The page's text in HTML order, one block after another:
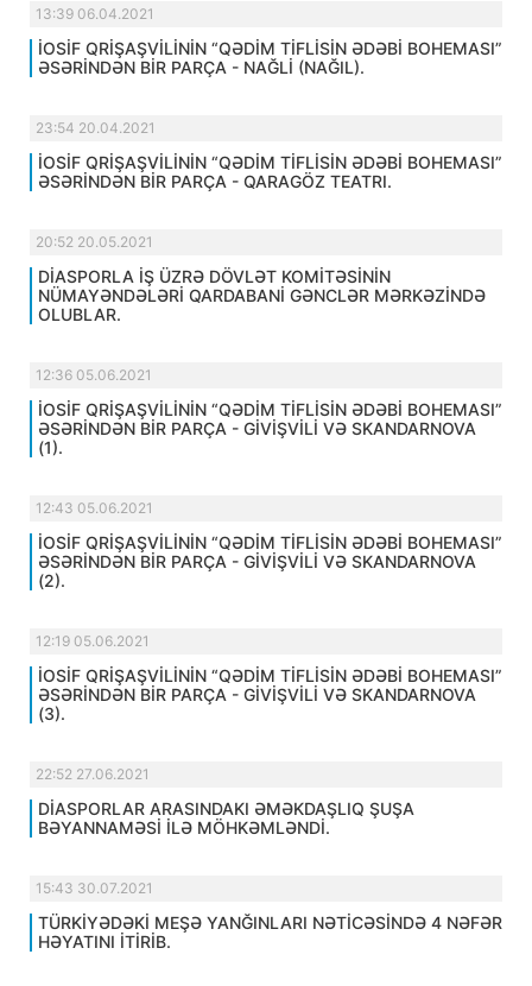
13:39 06.04.2021
İOSİF QRİŞAŞVİLİNİN “QƏDİM TİFLİSİN ƏDƏBİ BOHEMASI”
ƏSƏRİNDƏN BİR PARÇA - NAĞLİ (NAĞIL).
23:54 20.04.2021
İOSİF QRİŞAŞVİLİNİN “QƏDİM TİFLİSİN ƏDƏBİ BOHEMASI”
ƏSƏRİNDƏN BİR PARÇA - QARAGÖZ TEATRI.
20:52 20.05.2021
DİASPORLA İŞ ÜZRƏ DÖVLƏT KOMİTƏSİNİN
NÜMAYƏNDƏLƏRİ QARDABANİ GƏNCLƏR MƏRKƏZİNDƏ
OLUBLAR.
12:36 05.06.2021
İOSİF QRİŞAŞVİLİNİN “QƏDİM TİFLİSİN ƏDƏBİ BOHEMASI”
ƏSƏRİNDƏN BİR PARÇA - GİVİŞVİLİ VƏ SKANDARNOVA
(1).
12:43 05.06.2021
İOSİF QRİŞAŞVİLİNİN “QƏDİM TİFLİSİN ƏDƏBİ BOHEMASI”
ƏSƏRİNDƏN BİR PARÇA - GİVİŞVİLİ VƏ SKANDARNOVA
(2).
12:19 05.06.2021
İOSİF QRİŞAŞVİLİNİN “QƏDİM TİFLİSİN ƏDƏBİ BOHEMASI”
ƏSƏRİNDƏN BİR PARÇA - GİVİŞVİLİ VƏ SKANDARNOVA
(3).
22:52 27.06.2021
DİASPORLAR ARASINDAKI ƏMƏKDAŞLIQ ŞUŞA
BƏYANNAMƏSİ İLƏ MÖHKƏMLƏNDİ.
15:43 30.07.2021
TÜRKİYƏDƏKİ MEŞƏ YANĞINLARI NƏTİCƏSİNDƏ 4 NƏFƏR
HƏYATINI İTİRİB.